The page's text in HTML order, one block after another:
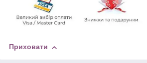
Приховати